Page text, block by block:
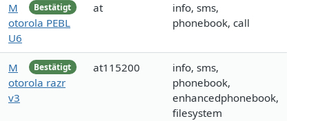
Bestätigt
M
otorola PEBL
U6
at
info, sms,
phonebook, call
Bestätigt
M
otorola razr
v3
at115200
info, sms,
phonebook,
enhancedphonebook,
filesystem